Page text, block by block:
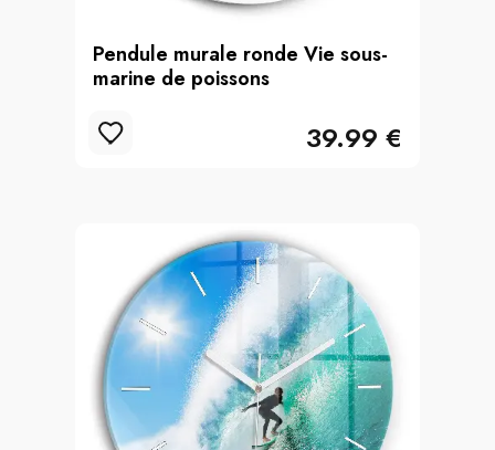
Pendule murale ronde Vie sous-
marine de poissons
39.99 €